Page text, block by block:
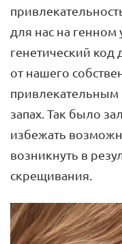
для нас на
генетический код
от нашего
привлекательным
запах. Так было
избежать
возникнуть в
скрещивания.